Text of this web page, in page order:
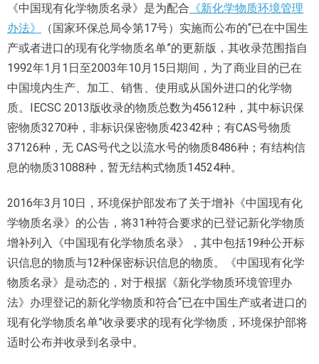
《中国现有化学物质名录》是为配合 《新化学物质环境管理
办法》
（国家环保总局令第17号）实施而公布的“已在中国生
产或者进口的现有化学物质名单”的更新版，其收录范围指自
1992年1月1日至2003年10月15日期间，为了商业目的已在
中国境内生产、加工、销售、使用或从国外进口的化学物
质。IECSC 2013版收录的物质总数为45612种，其中标识保
密物质3270种，非标识保密物质42342种；有CAS号物质
37126种，无 CAS号代之以流水号的物质8486种；有结构信
息的物质31088种，暂无结构式物质14524种。
2016年3月10日，环境保护部发布了关于增补《中国现有化
学物质名录》的公告，将31种符合要求的已登记新化学物质
增补列入《中国现有化学物质名录》，其中包括19种公开标
识信息的物质与12种保密标识信息的物质。《中国现有化学
物质名录》是动态的，对于根据《新化学物质环境管理办
法》办理登记的新化学物质和符合“已在中国生产或者进口的
现有化学物质名单”收录要求的现有化学物质，环境保护部将
适时公布并收录到名录中。